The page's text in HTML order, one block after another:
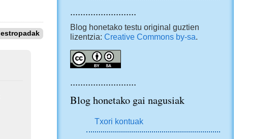
estropadak
..........................
Blog honetako testu original guztien
lizentzia: Creative Commons by-sa.
..........................
Blog honetako gai nagusiak
Txori kontuak